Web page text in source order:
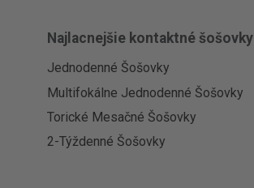
Najlacnejšie kontaktné šošovky
Jednodenné Šošovky
Multifokálne Jednodenné Šošovky
Torické Mesačné Šošovky
2-Týždenné Šošovky